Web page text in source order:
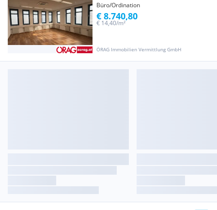
Büro/Ordination
ÖRAG Immobilien Vermittlung GmbH
€ 14,40/m²
€ 8.740,80